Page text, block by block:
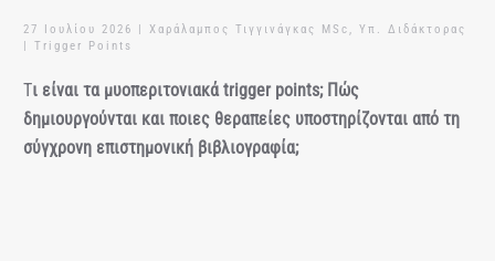
27 Ιουλίου 2026
| Χαράλαμπος Τιγγινάγκας MSc, Υπ. Διδάκτορας
| Trigger Points
Τι είναι τα μυοπεριτονιακά trigger points; Πώς
δημιουργούνται και ποιες θεραπείες υποστηρίζονται από τη
σύγχρονη επιστημονική βιβλιογραφία;